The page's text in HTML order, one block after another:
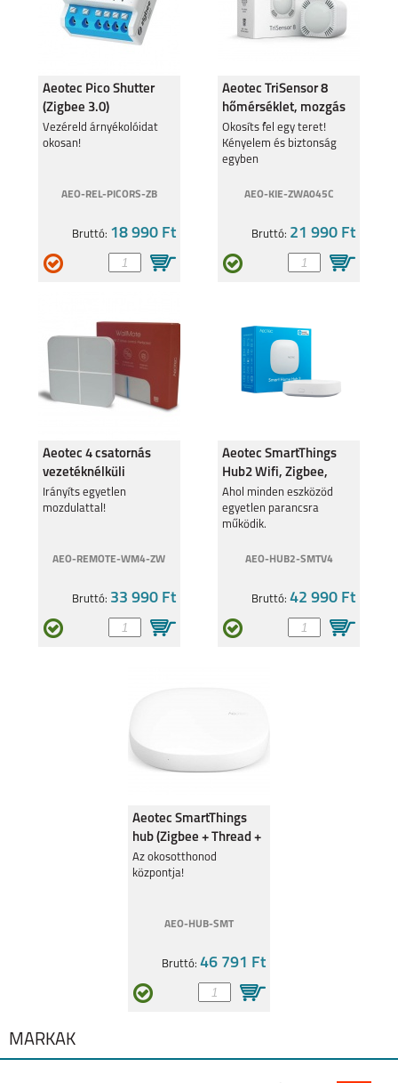
Aeotec Pico Shutter
(Zigbee 3.0)
redőnyvezérlő modul
Vezéreld árnyékolóidat
okosan!
AEO-REL-PICORS-ZB
Bruttó: 18 990 Ft
Aeotec TriSensor 8
hőmérséklet, mozgás
és fény érzékelő
ZWA045C
Okosíts fel egy teret!
Kényelem és biztonság
egyben
AEO-KIE-ZWA045C
Bruttó: 21 990 Ft
Aeotec 4 csatornás
vezetéknélküli
kapcsoló Z-Wave
AEOEZW130
Irányíts egyetlen
mozdulattal!
AEO-REMOTE-WM4-ZW
Bruttó: 33 990 Ft
Aeotec SmartThings
Hub2 Wifi, Zigbee,
Thread, Bt, Matter
Ahol minden eszközöd
egyetlen parancsra
működik.
AEO-HUB2-SMTV4
Bruttó:42 990 Ft
Aeotec SmartThings
hub (Zigbee + Thread +
Z-Wave), Matter
Az okosotthonod
központja!
AEO-HUB-SMT
Bruttó: 46 791 Ft
MÁRKÁK